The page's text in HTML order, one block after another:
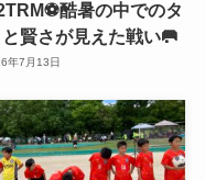
酷暑の中でのタ
賢さが見えた戦い🥅
年7月13日